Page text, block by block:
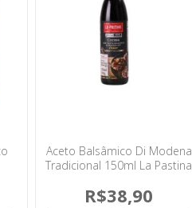
Aceto Balsâmico Di Modena
Tradicional 150ml La Pastina
R$38,90